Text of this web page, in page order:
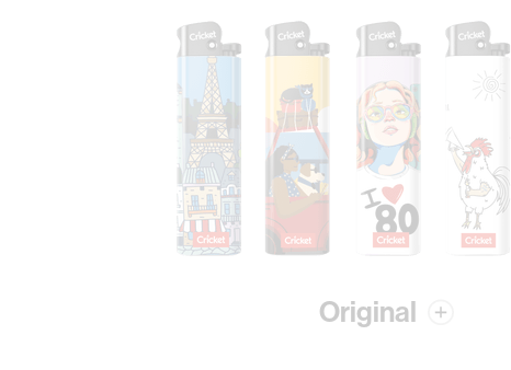
Original